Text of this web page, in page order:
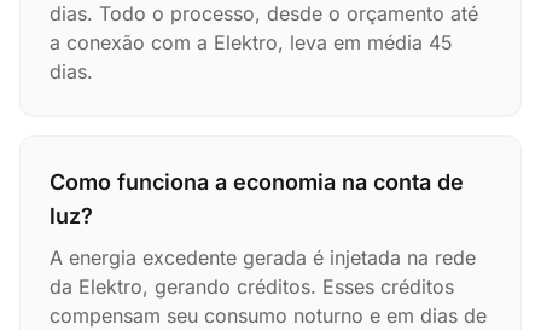
dias. Todo o processo, desde o orçamento até
a conexão com a Elektro, leva em média 45
dias.
Como funciona a economia na conta de
luz?
A energia excedente gerada é injetada na rede
da Elektro, gerando créditos. Esses créditos
compensam seu consumo noturno e em dias de